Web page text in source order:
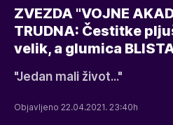
ZVEZDA "VOJNE
TRUDNA: Čestitke
velik, a glumica
"Jedan mali život..."
Objavljeno 22.04.2021. 23:40h